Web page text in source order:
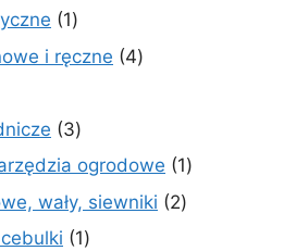
11
produkt
i ręczne 44
33
produkty
ogrodowe 11
wały, siewniki 22
11